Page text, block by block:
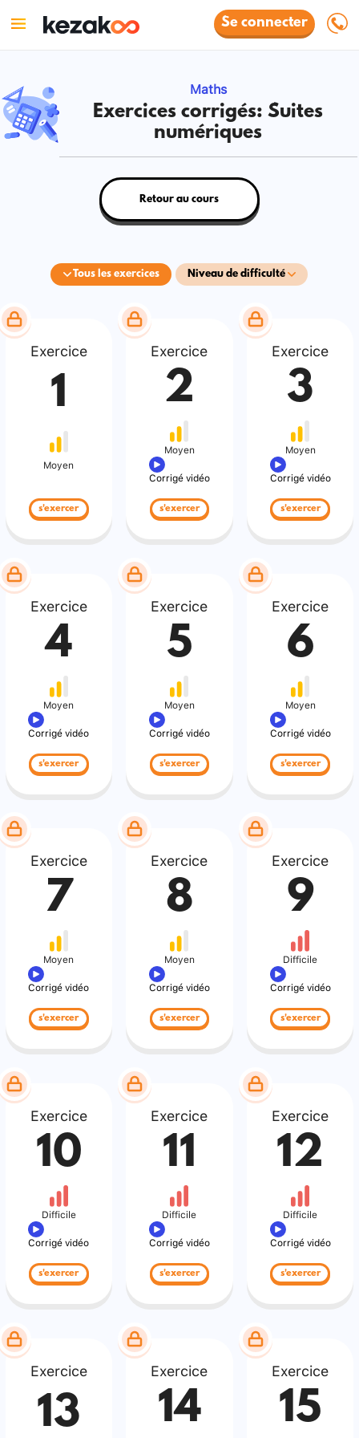
Se connecter
Maths
Exercices corrigés: Suites
numériques
Tous les exercices Niveau de difficulté
Retour au cours
Exercice
1
Moyen
s'exercer
Exercice
2
Moyen
Corrigé vidéo
s'exercer
Exercice
3
Moyen
Corrigé vidéo
s'exercer
Exercice
4
Moyen
Corrigé vidéo
s'exercer
Exercice
5
Moyen
Corrigé vidéo
s'exercer
Exercice
6
Moyen
Corrigé vidéo
s'exercer
Exercice
7
Moyen
Corrigé vidéo
s'exercer
Exercice
8
Moyen
Corrigé vidéo
s'exercer
Exercice
9
Difficile
Corrigé vidéo
s'exercer
Exercice
10
Difficile
Corrigé vidéo
s'exercer
Exercice
11
Difficile
Corrigé vidéo
s'exercer
Exercice
12
Difficile
Corrigé vidéo
s'exercer
Exercice
13
Exercice
14
Exercice
15